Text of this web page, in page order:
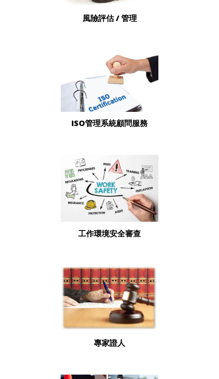
風險評估 / 管理
ISO管理系統顧問服務
工作環境安全審查
專家證人